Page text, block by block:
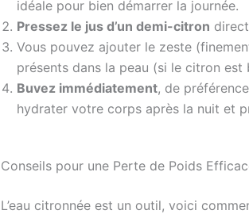
idéale pour bien démarrer la journée.
Pressez le jus d’un demi-citron
Vous pouvez ajouter le zeste
présents dans la peau (si le citron est
Buvez immédiatement, de
hydrater votre corps après la nuit et
Conseils pour une Perte de Poids
L’eau citronnée est un outil, voici